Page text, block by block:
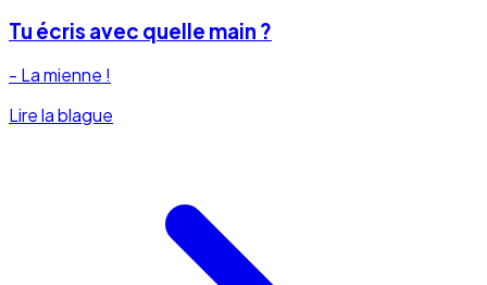
Tu écris avec quelle main ?
- La mienne !
Lire la blague